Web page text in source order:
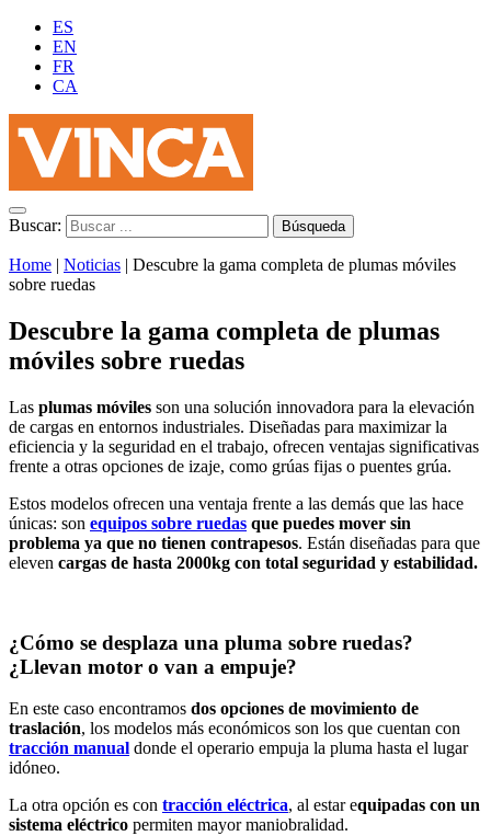
ES
EN
FR
CA
Buscar:
Home | Noticias | Descubre la gama completa de plumas móviles
sobre ruedas
Descubre la gama completa de plumas
móviles sobre ruedas
Las plumas móviles son una solución innovadora para la elevación
de cargas en entornos industriales. Diseñadas para maximizar la
eficiencia y la seguridad en el trabajo, ofrecen ventajas significativas
frente a otras opciones de izaje, como grúas fijas o puentes grúa.
Estos modelos ofrecen una ventaja frente a las demás que las hace
únicas: son equipos sobre ruedas que puedes mover sin
problema ya que no tienen contrapesos. Están diseñadas para que
eleven cargas de hasta 2000kg con total seguridad y estabilidad.
¿Cómo se desplaza una pluma sobre ruedas?
¿Llevan motor o van a empuje?
En este caso encontramos dos opciones de movimiento de
traslación, los modelos más económicos son los que cuentan con
tracción manual donde el operario empuja la pluma hasta el lugar
idóneo.
La otra opción es con tracción eléctrica, al estar equipadas con un
sistema eléctrico permiten mayor maniobralidad.